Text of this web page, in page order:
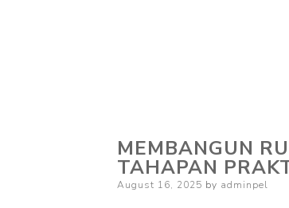
MEMBANGUN
TAHAPAN
Posted
August 16, 2025 by adminpel